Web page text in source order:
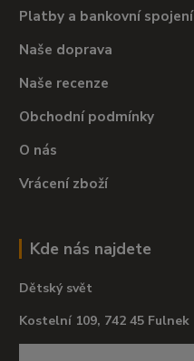
Platby a bankovní spojení
Naše doprava
Naše recenze
Obchodní podmínky
O nás
Vrácení zboží
Kde nás najdete
Dětský svět
Kostelní 109, 742 45 Fulnek